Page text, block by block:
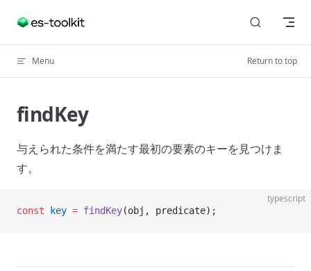
Skip to content
Menu Return to top
findKey
与えられた条件を満たす最初の要素のキーを見つけま
す。
typescript
const key = findKey(obj, predicate);